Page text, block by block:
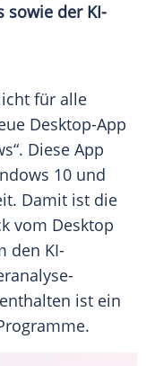
sowie der KI-
für alle
Desktop-App
Diese App
10 und
Damit ist die
vom Desktop
den KI-
ist ein